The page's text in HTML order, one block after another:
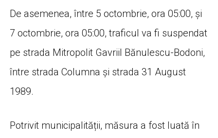
De asemenea, între 5 octombrie, ora 05:00, și
7 octombrie, ora 05:00, traficul va fi suspendat
pe strada Mitropolit Gavriil Bănulescu-Bodoni,
între strada Columna și strada 31 August
1989.
Potrivit municipalității, măsura a fost luată în